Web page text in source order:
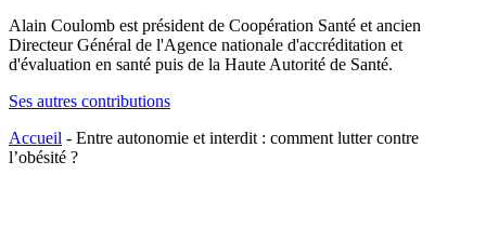
Alain Coulomb est président de Coopération Santé et ancien
Directeur Général de l'Agence nationale d'accréditation et
d'évaluation en santé puis de la Haute Autorité de Santé.
Ses autres contributions
Accueil - Entre autonomie et interdit : comment lutter contre
l’obésité ?